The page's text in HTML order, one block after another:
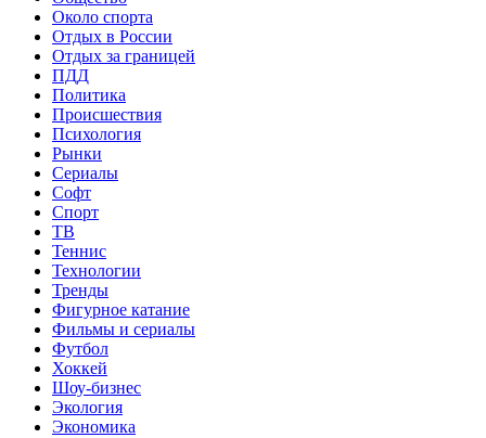
Около спорта
Отдых в России
Отдых за границей
ПДД
Политика
Происшествия
Психология
Рынки
Сериалы
Софт
Спорт
ТВ
Теннис
Технологии
Тренды
Фигурное катание
Фильмы и сериалы
Футбол
Хоккей
Шоу-бизнес
Экология
Экономика